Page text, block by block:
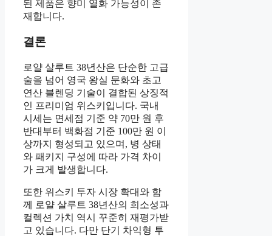
된 제품은 향미 열화 가능성이 존
재합니다.
결론
로얄 살루트 38년산은 단순한 고급
술을 넘어 영국 왕실 문화와 초고
연산 블렌딩 기술이 결합된 상징적
인 프리미엄 위스키입니다. 국내
시세는 면세점 기준 약 70만 원 후
반대부터 백화점 기준 100만 원 이
상까지 형성되고 있으며, 병 상태
와 패키지 구성에 따라 가격 차이
가 크게 발생합니다.
또한 위스키 투자 시장 확대와 함
께 로얄 살루트 38년산의 희소성과
컬렉션 가치 역시 꾸준히 재평가받
고 있습니다. 다만 단기 차익형 투